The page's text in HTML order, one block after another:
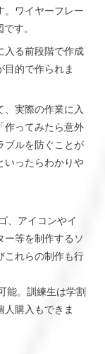
。ワイヤーフレー
す。
入る前段階で作成
目的で作られま
、実際の作業に入
作ってみたら意外
ブルを防ぐことが
いったらわかりや
、アイコンやイ
ー等を制作するソ
これらの制作も行
能。訓練生は学割
人購入もできま